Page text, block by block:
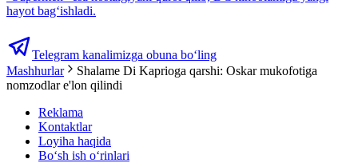
hayot bag‘ishladi.
Telegram kanalimizga obuna bo‘ling
Mashhurlar
Shalame Di Kaprioga qarshi: Oskar mukofotiga
nomzodlar e'lon qilindi
Reklama
Kontaktlar
Loyiha haqida
Bo‘sh ish o‘rinlari